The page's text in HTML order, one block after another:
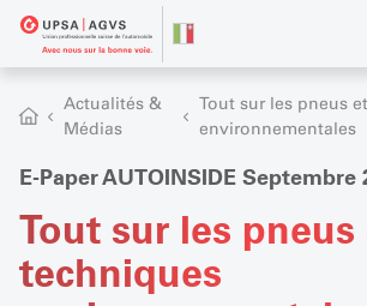
Actualités &
Médias
Tout sur les pneus
environnementales
E-Paper AUTOINSIDE Septembre
Tout sur les pneus
techniques